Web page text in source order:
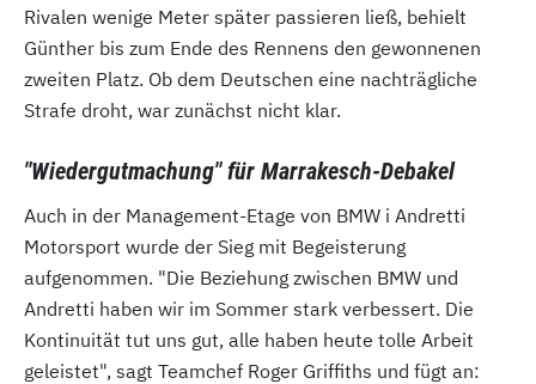
Rivalen wenige Meter später passieren ließ, behielt
Günther bis zum Ende des Rennens den gewonnenen
zweiten Platz. Ob dem Deutschen eine nachträgliche
Strafe droht, war zunächst nicht klar.
"Wiedergutmachung" für Marrakesch-Debakel
Auch in der Management-Etage von BMW i Andretti
Motorsport wurde der Sieg mit Begeisterung
aufgenommen. "Die Beziehung zwischen BMW und
Andretti haben wir im Sommer stark verbessert. Die
Kontinuität tut uns gut, alle haben heute tolle Arbeit
geleistet", sagt Teamchef Roger Griffiths und fügt an: